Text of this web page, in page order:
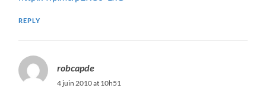
REPLY
robcapde
4 juin 2010 at 10h51